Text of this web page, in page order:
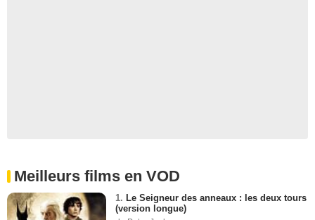
Meilleurs films en VOD
1. Le Seigneur des anneaux : les deux tours
(version longue)